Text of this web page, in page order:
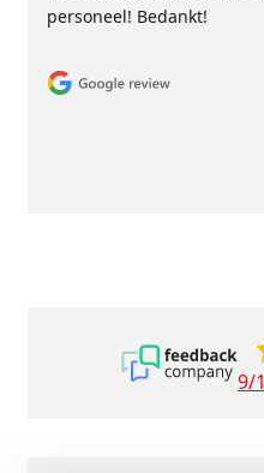
personeel! Bedankt!
9/